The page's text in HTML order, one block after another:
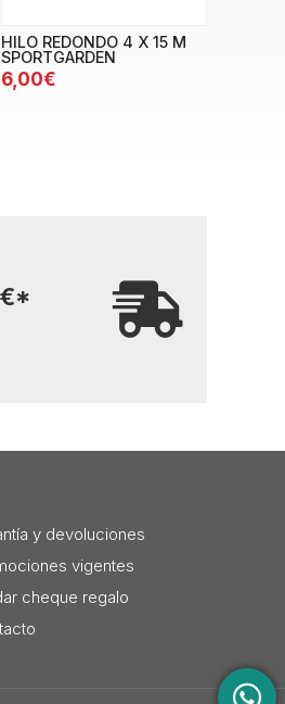
HILO REDONDO 4 X 15 M
SPORTGARDEN
6,00€
€*
y devoluciones
vigentes
cheque regalo